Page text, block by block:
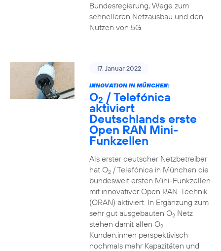
Bundesregierung, Wege zum
schnelleren Netzausbau und den
Nutzen von 5G.
17. Januar 2022
INNOVATION IN MÜNCHEN:
O2 / Telefónica
aktiviert
Deutschlands erste
Open RAN Mini-
Funkzellen
Als erster deutscher Netzbetreiber
hat O2/ Telefónica in München die
bundesweit ersten Mini-Funkzellen
mit innovativer Open RAN-Technik
(ORAN) aktiviert. In Ergänzung zum
sehr gut ausgebauten O2Netz
stehen damit allen O2
Kunden:innen perspektivisch
nochmals mehr Kapazitäten und